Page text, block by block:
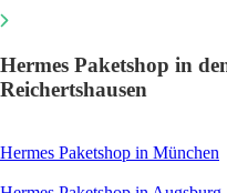
Hermes Paketshop in
Reichertshausen
Hermes Paketshop in München